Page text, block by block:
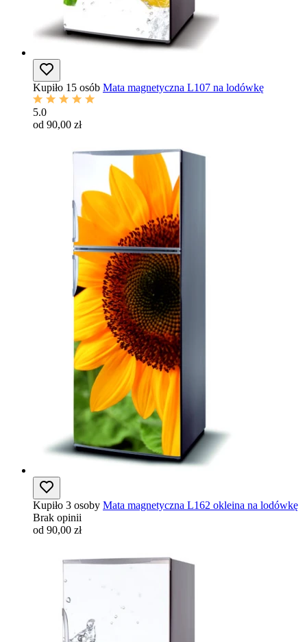
Kupiło 15 osób Mata magnetyczna L107 na lodówkę
5.0
od 90,00 zł
Kupiło 3 osoby Mata magnetyczna L162 okleina na lodówkę
Brak opinii
od 90,00 zł